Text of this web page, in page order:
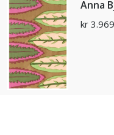
Anna
kr